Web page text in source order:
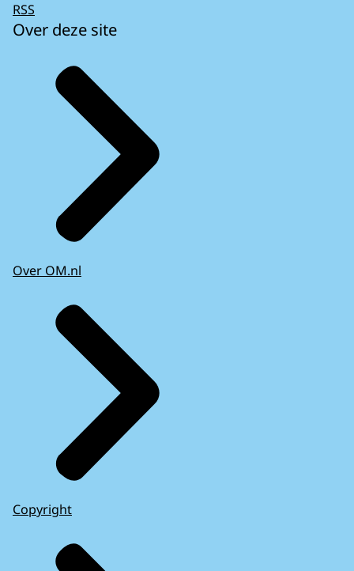
RSS
Over deze site
Over OM.nl
Copyright